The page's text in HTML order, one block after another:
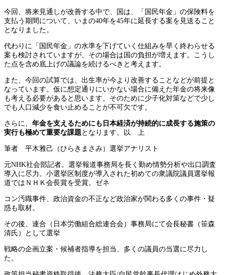
今回、将来見通しが改善する中で、国は、「国民年金」の保険料を
支払う期間について、いまの40年を45年に延長する案を見送ること
となりました。
代わりに「国民年金」の水準を下げていく仕組みを早く終わらせる
案も検討されていますが、その場合は国の負担が増えます。こうし
た点を含め底上げの議論を続けるべきと考えます。
また、今回の試算では、出生率が今より改善することなどが前提と
なっています。仮に想定通りにいかない場合に備えた年金の将来像
も考える必要があると思います。そのために少子化対策などで少し
でも人口減少を食い止めることが不可欠です。
さらに、 年金を支えるためにも日本経済が持続的に成長する施策の
実行も極めて重要な課題 となります。以 上
筆者 平木雅己（ひらきまさみ）選挙アナリスト
元NHK社会部記者。選挙報道事務局を長く勤め情勢分析や出口調査
導入に尽力。小選挙区制度が導入された初めての衆議院議員選挙報
道ではＮＨＫ会長賞を受賞。ゼネ
コン汚職事件、政治資金の不正など政治家が関わる多くの事件・疑
惑も取材。
その後、連合（日本労働組合総連合会）事務局にて会長秘書（笹森
清氏）として選挙
戦略の企画立案・候補者指導を担当、多くの議員の当選に尽力し
た。